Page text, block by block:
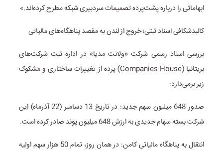
ابهاماتی را درباره پشت‌پرده تصمیمات سردبیری شبکه مطرح کرده‌اند.»
کالبدشکافی اسناد ثبتی؛ خروج از لندن به مقصد پناهگاه‌های مالیاتی
بررسی اسناد رسمی شرکت «ولانت مدیا» در اداره ثبت شرکت‌های
بریتانیا (Companies House) پرده از تغییرات ساختاری و مشکوک
زیر برمی‌دارد:
صدور 648 میلیون سهم جدید: در تاریخ 13 دسامبر (22 آذرماه) این
شرکت بسته سهام جدیدی به ارزش 648 میلیون پوند صادر کرده است.
انتقال به پناهگاه مالیاتی کامن: در همان روز، تمام 50 هزار سهم اولیه